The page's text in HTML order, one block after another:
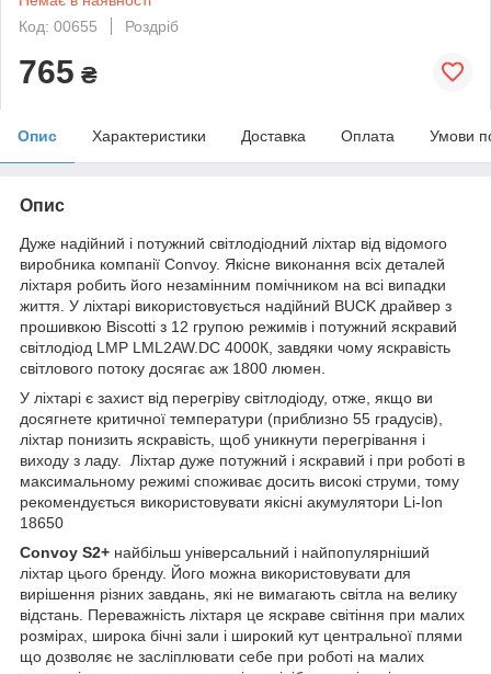
Код: 00655
Роздріб
765 ₴
Опис Характеристики Доставка Оплата Умови
Опис
Дуже надійний і потужний світлодіодний ліхтар від відомого
виробника компанії Convoy. Якісне виконання всіх деталей
ліхтаря робить його незамінним помічником на всі випадки
життя. У ліхтарі використовується надійний BUCK драйвер з
прошивкою Biscotti з 12 групою режимів і потужний яскравий
світлодіод LMP LML2AW.DC 4000К, завдяки чому яскравість
світлового потоку досягає аж 1800 люмен.
У ліхтарі є захист від перегріву світлодіоду, отже, якщо ви
досягнете критичної температури (приблизно 55 градусів),
ліхтар понизить яскравість, щоб уникнути перегрівання і
виходу з ладу. Ліхтар дуже потужний і яскравий і при роботі в
максимальному режимі споживає досить високі струми, тому
рекомендується використовувати якісні акумулятори Li-Ion
18650
Convoy S2+ найбільш універсальний і найпопулярніший
ліхтар цього бренду. Його можна використовувати для
вирішення різних завдань, які не вимагають світла на велику
відстань. Переважність ліхтаря це яскраве світіння при малих
розмірах, широка бічні зали і широкий кут центральної плями
що дозволяє не засліплювати себе при роботі на малих